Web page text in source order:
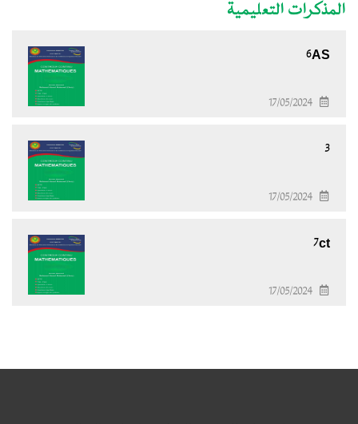
المذكرات التعليمية
6AS
17/05/2024
3
17/05/2024
7ct
17/05/2024